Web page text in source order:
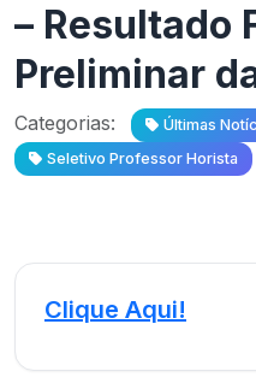
– Resultado
Preliminar
Categorias:
Últimas
Seletivo Professor Horista
Clique Aqui!